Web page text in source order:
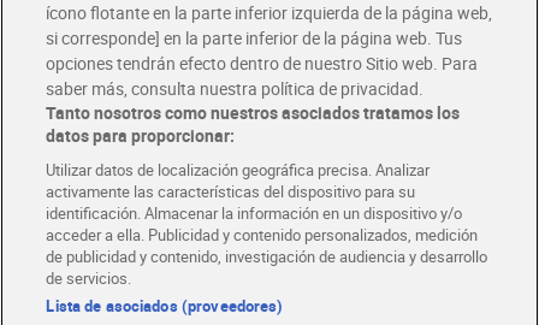
Añadir Añadir
ícono flotante en la parte inferior izquierda de la página web,
si corresponde] en la parte inferior de la página web. Tus
opciones tendrán efecto dentro de nuestro Sitio web. Para
saber más, consulta nuestra política de privacidad.
Tanto nosotros como nuestros asociados tratamos los
datos para proporcionar:
Utilizar datos de localización geográfica precisa. Analizar
activamente las características del dispositivo para su
identificación. Almacenar la información en un dispositivo y/o
acceder a ella. Publicidad y contenido personalizados, medición
de publicidad y contenido, investigación de audiencia y desarrollo
de servicios.
Lista de asociados (proveedores)